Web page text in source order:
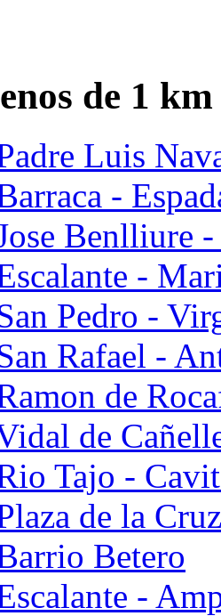
de 1
Luis
-
Benlliure
-
Pedro -
Rafael -
de
de
Tajo -
de la
Betero
-